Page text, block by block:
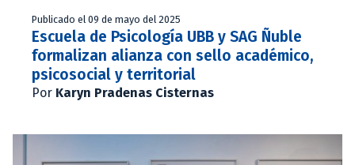
Publicado el 09 de mayo del 2025
Escuela de Psicología UBB y SAG Ñuble
formalizan alianza con sello académico,
psicosocial y territorial
Por Karyn Pradenas Cisternas